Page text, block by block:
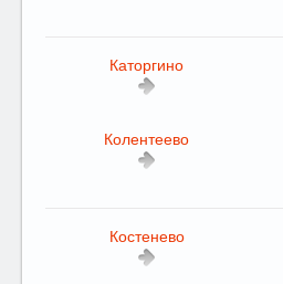
Каторгино
Колентеево
Костенево